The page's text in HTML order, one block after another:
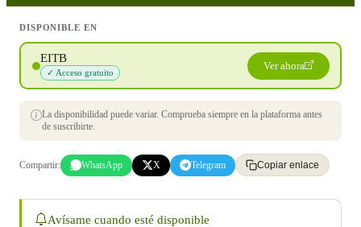
DISPONIBLE EN
EITB
✓ Acceso gratuito
Ver ahora
La disponibilidad puede variar. Comprueba siempre en la plataforma antes
de suscribirte.
Compartir: WhatsApp X Telegram Copiar enlace
Avísame cuando esté disponible